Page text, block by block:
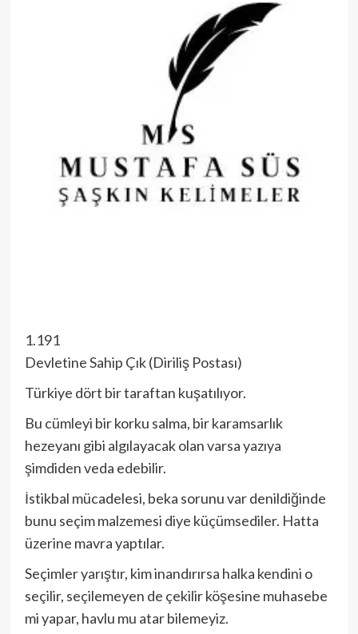
1.191
Devletine Sahip Çık (Diriliş Postası)
Türkiye dört bir taraftan kuşatılıyor.
Bu cümleyi bir korku salma, bir karamsarlık
hezeyanı gibi algılayacak olan varsa yazıya
şimdiden veda edebilir.
İstikbal mücadelesi, beka sorunu var denildiğinde
bunu seçim malzemesi diye küçümsediler. Hatta
üzerine mavra yaptılar.
Seçimler yarıştır, kim inandırırsa halka kendini o
seçilir, seçilemeyen de çekilir köşesine muhasebe
mi yapar, havlu mu atar bilemeyiz.